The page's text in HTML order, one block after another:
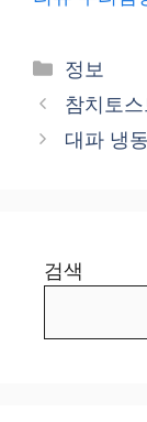
정보
참치토
대파 냉
검색